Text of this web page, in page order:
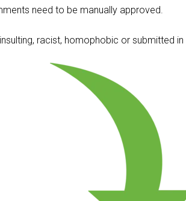
need to be manually approved.
racist, homophobic or submitted